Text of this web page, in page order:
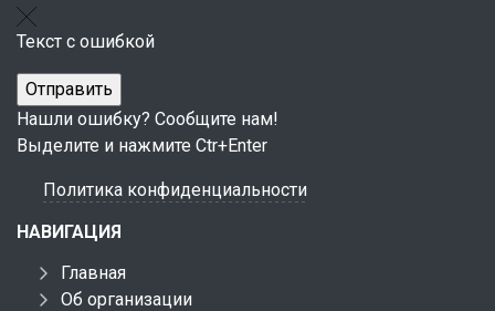
Текст с ошибкой
Нашли ошибку? Сообщите нам!
Выделите и нажмите Ctr+Enter
Политика конфиденциальности
НАВИГАЦИЯ
Главная
Об организации